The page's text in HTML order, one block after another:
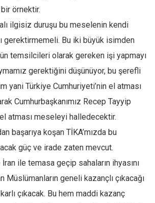
örnektir.
ilgisiz duruşu bu meselenin kendi
gerektirmemeli. Bu iki büyük isimden
temsilcileri olarak gereken işi yapmayı
gerektiğini düşünüyor, bu şerefli
yani Türkiye Cumhuriyeti’nin el atması
Cumhurbaşkanımız Recep Tayyip
el atması meseleyi halledecektir.
başarıya koşan TİKA’mızda bu
güç ve irade zaten mevcut.
ile temasa geçip sahaların ihyasını
Müslümanların geneli kazançlı çıkacağı
çıkacak. Bu hem maddi kazanç